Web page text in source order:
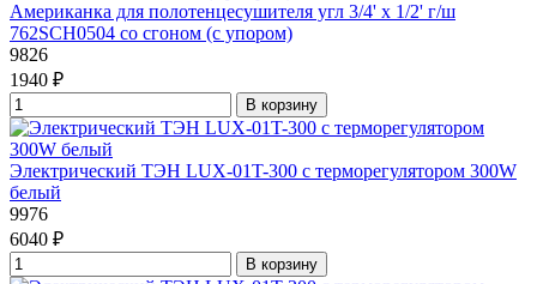
Американка для полотенцесушителя угл 3/4' x 1/2' г/ш
762SCH0504 со сгоном (с упором)
9826
1940 ₽
В корзину
Электрический ТЭН LUX-01T-300 с терморегулятором 300W
белый
9976
6040 ₽
В корзину